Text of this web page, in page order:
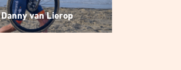
Danny van Lierop